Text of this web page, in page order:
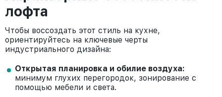
лофта
Чтобы воссоздать этот стиль на кухне,
ориентируйтесь на ключевые черты
индустриального дизайна:
Открытая планировка и обилие воздуха:
минимум глухих перегородок, зонирование с
помощью мебели и света.